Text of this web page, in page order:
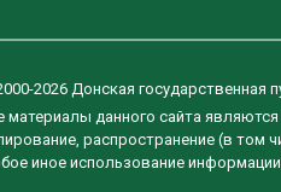
2026 Донская государственная
материалы данного сайта
распространение (в том
иное использование